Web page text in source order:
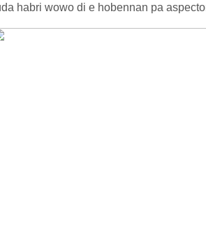
habri wowo di e hobennan pa